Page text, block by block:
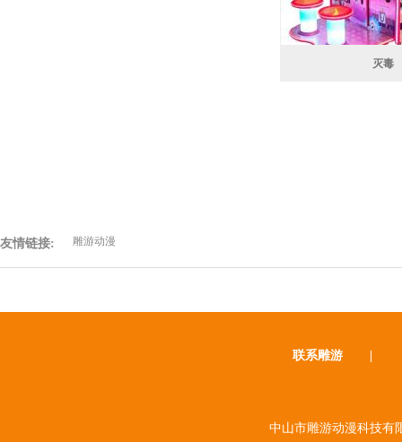
灭毒
友情链接: 雕游动漫
联系雕游
中山市雕游动漫科技有